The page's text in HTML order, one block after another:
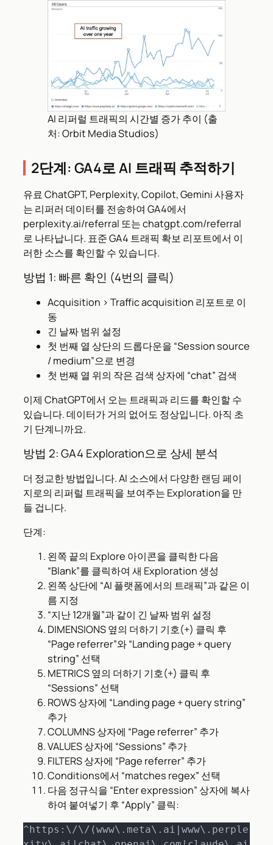
AI 리퍼럴 트래픽의 시간별 증가 추이 (출
처: Orbit Media Studios)
2단계: GA4로 AI 트래픽 추적하기
유료 ChatGPT, Perplexity, Copilot, Gemini 사용자
는 리퍼러 데이터를 전송하여 GA4에서
perplexity.ai/referral 또는 chatgpt.com/referral
로 나타납니다. 표준 GA4 트래픽 확보 리포트에서 이
러한 소스를 확인할 수 있습니다.
방법 1: 빠른 확인 (4번의 클릭)
Acquisition > Traffic acquisition 리포트로 이
동
긴 날짜 범위 설정
첫 번째 열 상단의 드롭다운을 “Session source
/ medium”으로 변경
첫 번째 열 위의 작은 검색 상자에 “chat” 검색
이제 ChatGPT에서 오는 트래픽과 리드를 확인할 수
있습니다. 데이터가 거의 없어도 정상입니다. 아직 초
기 단계니까요.
방법 2: GA4 Exploration으로 상세 분석
더 정교한 방법입니다. AI 소스에서 다양한 랜딩 페이
지로의 리퍼럴 트래픽을 보여주는 Exploration을 만
들 겁니다.
단계:
왼쪽 끝의 Explore 아이콘을 클릭한 다음
“Blank”를 클릭하여 새 Exploration 생성
왼쪽 상단에 “AI 플랫폼에서의 트래픽”과 같은 이
름 지정
“지난 12개월”과 같이 긴 날짜 범위 설정
DIMENSIONS 옆의 더하기 기호(+) 클릭 후
“Page referrer”와 “Landing page + query
string” 선택
METRICS 옆의 더하기 기호(+) 클릭 후
“Sessions” 선택
ROWS 상자에 “Landing page + query string”
추가
COLUMNS 상자에 “Page referrer” 추가
VALUES 상자에 “Sessions” 추가
FILTERS 상자에 “Page referrer” 추가
Conditions에서 “matches regex” 선택
다음 정규식을 “Enter expression” 상자에 복사
하여 붙여넣기 후 “Apply” 클릭:
^https:\/\/(www\.meta\.ai|www\.perple